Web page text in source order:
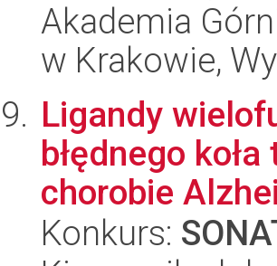
Akademia
w Krakowie,
Ligandy
błędnego
chorobie
Konkurs: